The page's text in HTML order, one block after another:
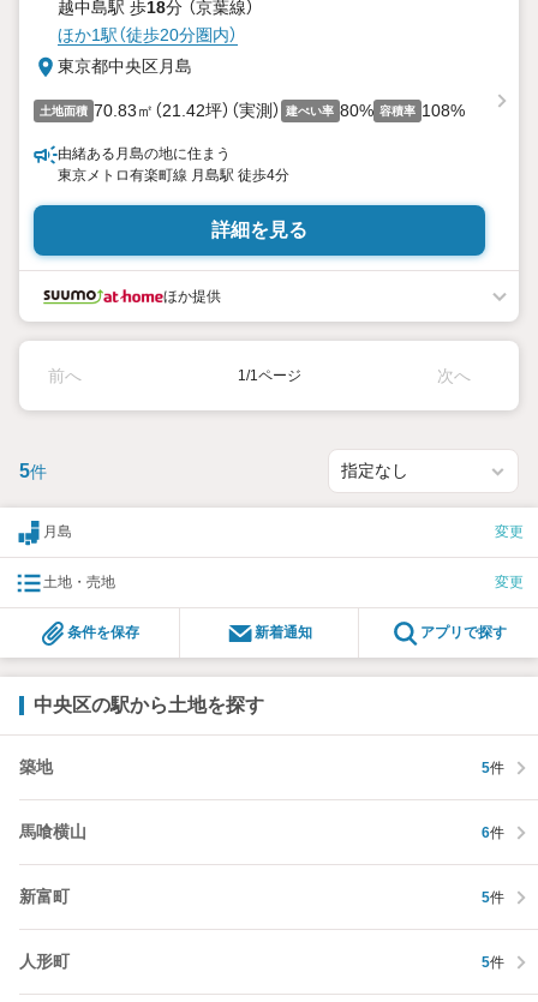
越中島駅 歩18分 （京葉線）
ほか1駅（徒歩20分圏内）
東京都中央区月島
土地面積 70.83㎡（21.42坪）（実測） 建ぺい率 80% 容積率 108%
由緒ある月島の地に住まう
東京メトロ有楽町線 月島駅 徒歩4分
詳細を見る
ほか提供
前へ 1/1ページ 次へ
5件
月島 変更
土地・売地 変更
条件を保存 新着通知 アプリで探す
中央区の駅から土地を探す
築地 5件
馬喰横山 6件
新富町 5件
人形町 5件